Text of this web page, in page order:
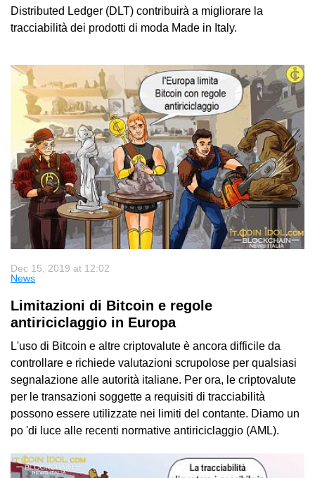
Distributed Ledger (DLT) contribuirà a migliorare la
tracciabilità dei prodotti di moda Made in Italy.
Dec 15, 2019 at 12:02
News
Limitazioni di Bitcoin e regole
antiriciclaggio in Europa
L'uso di Bitcoin e altre criptovalute è ancora difficile da
controllare e richiede valutazioni scrupolose per qualsiasi
segnalazione alle autorità italiane. Per ora, le criptovalute
per le transazioni soggette a requisiti di tracciabilità
possono essere utilizzate nei limiti del contante. Diamo un
po 'di luce alle recenti normative antiriciclaggio (AML).